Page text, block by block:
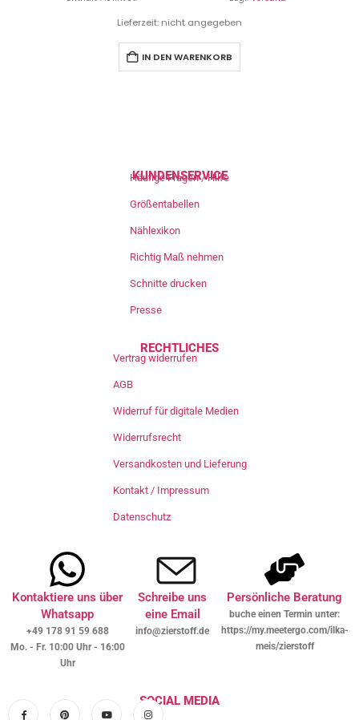
Lieferzeit: nicht angegeben
IN DEN WARENKORB
KUNDENSERVICE
Häufige Fragen / Hilfe
Größentabellen
Nählexikon
Richtig Maß nehmen
Schnitte drucken
Presse
RECHTLICHES
Vertrag widerrufen
AGB
Widerruf für digitale Medien
Widerrufsrecht
Versandkosten und Lieferung
Kontakt / Impressum
Datenschutz
Kontaktiere uns über
Whatsapp
+49 178 91 59 688
Mo. - Fr. 10:00 Uhr - 16:00
Uhr
Schreibe uns
eine Email
info@zierstoff.de
Persönliche Beratung
buche einen Termin unter:
https://my.meetergo.com/ilka-
meis/zierstoff
SOCIAL MEDIA